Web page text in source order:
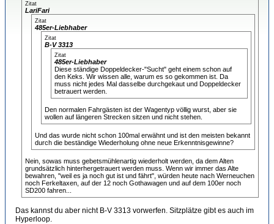
Zitat
LariFari
Zitat
485er-Liebhaber
Zitat
B-V 3313
Zitat
485er-Liebhaber
Diese ständige Doppeldecker-"Sucht" geht einem schon auf
den Keks. Wir wissen alle, warum es so gekommen ist. Da
muss nicht jedes Mal dasselbe durchgekaut und Doppeldecker
betrauert werden.
Den normalen Fahrgästen ist der Wagentyp völlig wurst, aber sie
wollen auf längeren Strecken sitzen und nicht stehen.
Und das wurde nicht schon 100mal erwähnt und ist den meisten bekannt
durch die beständige Wiederholung ohne neue Erkenntnisgewinne?
Nein, sowas muss gebetsmühlenartig wiederholt werden, da dem Alten
grundsätzlich hinterhergetrauert werden muss. Wenn wir immer das Alte
bewahren, "weil es ja noch gut ist und fährt", würden heute nach Werneuchen
noch Ferkeltaxen, auf der 12 noch Gothawagen und auf dem 100er noch
SD200 fahren...
Das kannst du aber nicht B-V 3313 vorwerfen. Sitzplätze gibt es auch im
Hyperloop.